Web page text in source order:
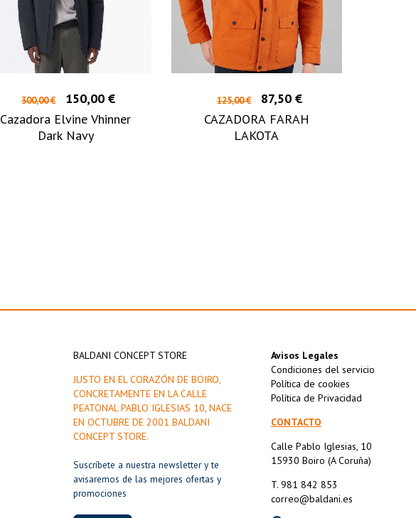
300,00 €
150,00 €
Cazadora Elvine Vhinner
Dark Navy
125,00 €
87,50 €
CAZADORA FARAH
LAKOTA
BALDANI CONCEPT STORE
JUSTO EN EL CORAZÓN DE BOIRO,
CONCRETAMENTE EN LA CALLE
PEATONAL PABLO IGLESIAS 10, NACE
EN OCTUBRE DE 2001 BALDANI
CONCEPT STORE.
Suscríbete a nuestra newsletter y te
avisaremos de las mejores ofertas y
promociones
Avisos Legales
Condiciones del servicio
Política de cookies
Política de Privacidad
CONTACTO
Calle Pablo Iglesias, 10
15930 Boiro (A Coruña)
T. 981 842 853
correo@baldani.es